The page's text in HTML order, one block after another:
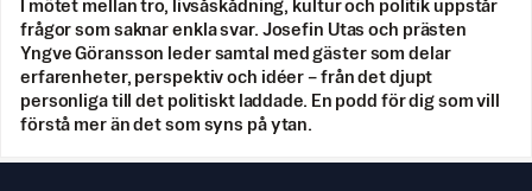
I mötet mellan tro, livsåskådning, kultur och politik uppstår
frågor som saknar enkla svar. Josefin Utas och prästen
Yngve Göransson leder samtal med gäster som delar
erfarenheter, perspektiv och idéer – från det djupt
personliga till det politiskt laddade. En podd för dig som vill
förstå mer än det som syns på ytan.